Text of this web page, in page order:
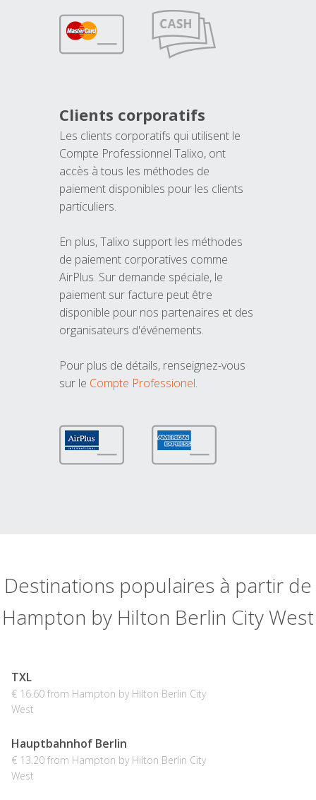
Clients corporatifs
Les clients corporatifs qui utilisent le
Compte Professionnel Talixo, ont
accès à tous les méthodes de
paiement disponibles pour les clients
particuliers.
En plus, Talixo support les méthodes
de paiement corporatives comme
AirPlus. Sur demande spéciale, le
paiement sur facture peut être
disponible pour nos partenaires et des
organisateurs d'événements.
Pour plus de détails, renseignez-vous
sur le Compte Professionel.
Destinations populaires à partir de
Hampton by Hilton Berlin City West
TXL
€ 16.60 from Hampton by Hilton Berlin City
West
Hauptbahnhof Berlin
€ 13.20 from Hampton by Hilton Berlin City
West